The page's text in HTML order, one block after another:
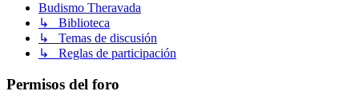
Budismo Theravada
↳ Biblioteca
↳ Temas de discusión
↳ Reglas de participación
Permisos del foro